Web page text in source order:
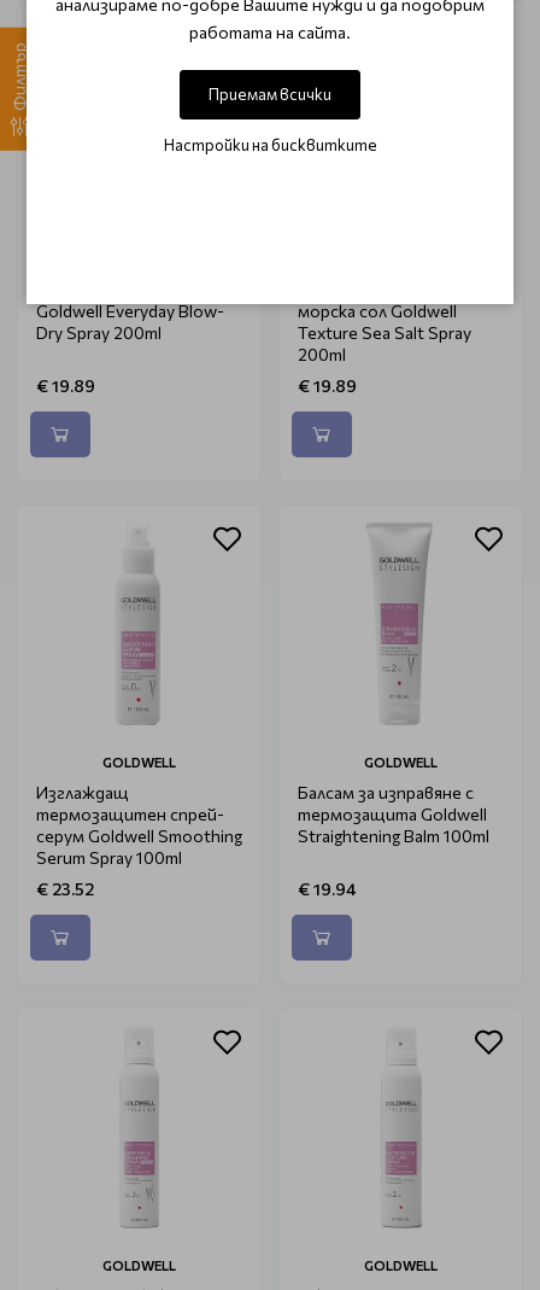
Филтър
Goldwell Everyday Blow-
Dry Spray 200ml
€ 19.89
морска сол Goldwell
Texture Sea Salt Spray
200ml
€ 19.89
GOLDWELL
Изглаждащ
термозащитен спрей-
серум Goldwell Smoothing
Serum Spray 100ml
€ 23.52
GOLDWELL
Балсам за изправяне с
термозащита Goldwell
Straightening Balm 100ml
€ 19.94
GOLDWELL GOLDWELL
анализираме по-добре Вашите нужди и да подобрим
работата на сайта.
Приемам всички
Настройки на бисквитките